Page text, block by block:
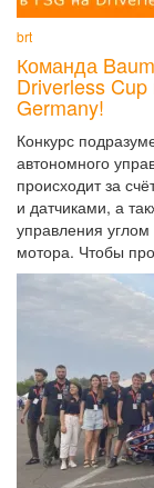
brt
Команда
Driverless
Germany!
Конкурс
автономного
происходит за
и датчиками, а
управления
мотора. Чтобы